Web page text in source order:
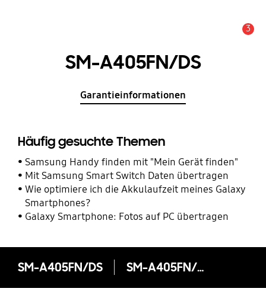
3
SM-A405FN/DS
Garantieinformationen
Häufig gesuchte Themen
Samsung Handy finden mit "Mein Gerät finden"
Mit Samsung Smart Switch Daten übertragen
Wie optimiere ich die Akkulaufzeit meines Galaxy
Smartphones?
Galaxy Smartphone: Fotos auf PC übertragen
SM-A405FN/DS SM-A405FN/DS